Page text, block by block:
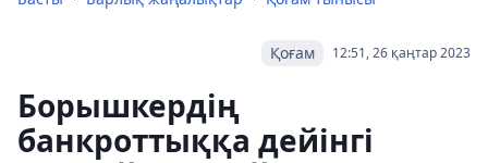
12:51, 26 қаңтар 2023
Қоғам
Борышкердің
банкроттыққа дейінгі